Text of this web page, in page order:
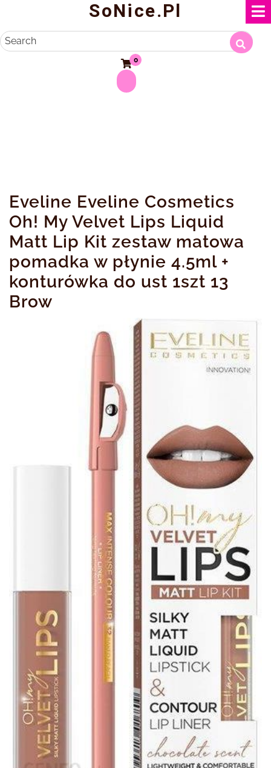
content
SoNice.pl
Search
0
Eveline Eveline Cosmetics
Oh! My Velvet Lips Liquid
Matt Lip Kit zestaw matowa
pomadka w płynie 4.5ml +
konturówka do ust 1szt 13
Brow